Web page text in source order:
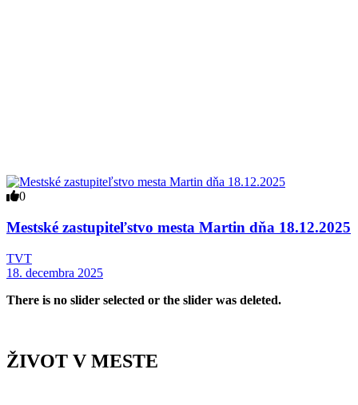
0
Mestské zastupiteľstvo mesta Martin dňa 18.12.2025
TVT
18. decembra 2025
There is no slider selected or the slider was deleted.
ŽIVOT V MESTE